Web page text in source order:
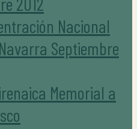
Nacional
Septiembre
Memorial a